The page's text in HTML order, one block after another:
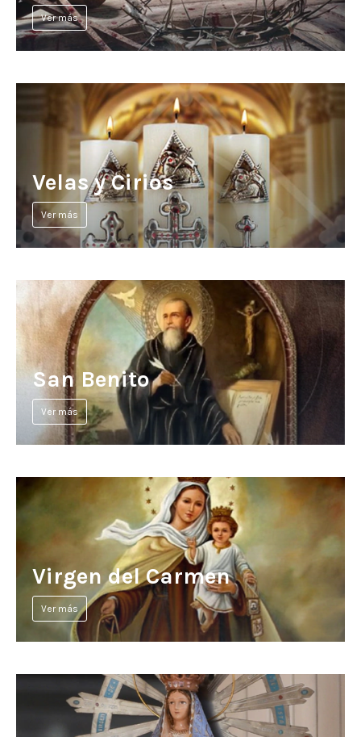
Ver más
Velas y Cirios
Ver más
San Benito
Ver más
Virgen del Carmen
Ver más